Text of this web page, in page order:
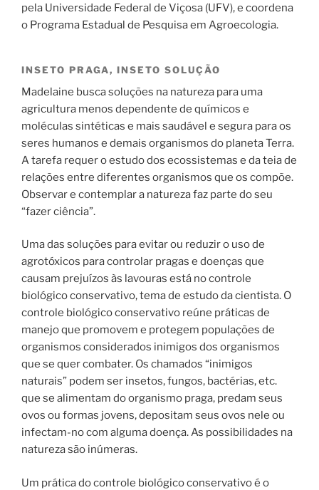
pela Universidade Federal de Viçosa (UFV), e coordena
o Programa Estadual de Pesquisa em Agroecologia.
INSETO PRAGA, INSETO SOLUÇÃO
Madelaine busca soluções na natureza para uma
agricultura menos dependente de químicos e
moléculas sintéticas e mais saudável e segura para os
seres humanos e demais organismos do planeta Terra.
A tarefa requer o estudo dos ecossistemas e da teia de
relações entre diferentes organismos que os compõe.
Observar e contemplar a natureza faz parte do seu
“fazer ciência”.
Uma das soluções para evitar ou reduzir o uso de
agrotóxicos para controlar pragas e doenças que
causam prejuízos às lavouras está no controle
biológico conservativo, tema de estudo da cientista. O
controle biológico conservativo reúne práticas de
manejo que promovem e protegem populações de
organismos considerados inimigos dos organismos
que se quer combater. Os chamados “inimigos
naturais” podem ser insetos, fungos, bactérias, etc.
que se alimentam do organismo praga, predam seus
ovos ou formas jovens, depositam seus ovos nele ou
infectam-no com alguma doença. As possibilidades na
natureza são inúmeras.
Um prática do controle biológico conservativo é o